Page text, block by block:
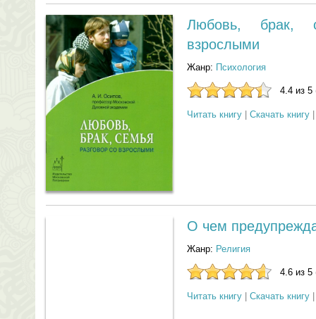
Любовь, брак,
взрослыми
Жанр: Психология
4.4 из 5
Читать книгу Скачать книгу
О чем
Жанр: Религия
4.6 из 5
Читать книгу Скачать книгу